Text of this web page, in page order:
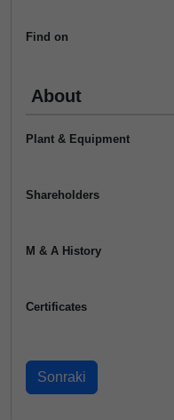
Find on
About
Plant & Equipment
Shareholders
M & A History
Certificates